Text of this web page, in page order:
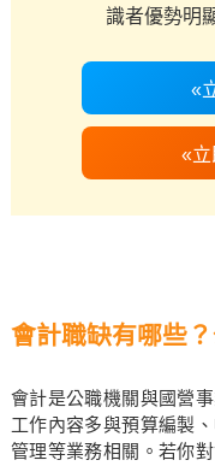
識者優勢明
«
«立
會計職缺有哪些
會計是公職機關與國營
工作內容多與預算編製
管理等業務相關。若你